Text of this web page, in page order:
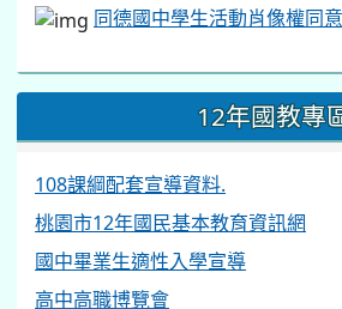
同德國中學生活動肖像權同
12年國教專
108課綱配套宣導資料.
桃園市12年國民基本教育資訊網
國中畢業生適性入學宣導
高中高職博覽會